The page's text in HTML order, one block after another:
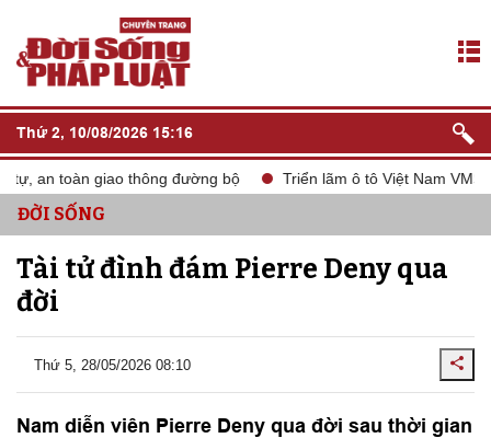
Thứ 2, 10/08/2026 15:16
an toàn giao thông đường bộ Triển lãm ô tô Việt Nam VMS
ĐỜI SỐNG
Tài tử đình đám Pierre Deny qua
đời
Thứ 5, 28/05/2026 08:10
Nam diễn viên Pierre Deny qua đời sau thời gian